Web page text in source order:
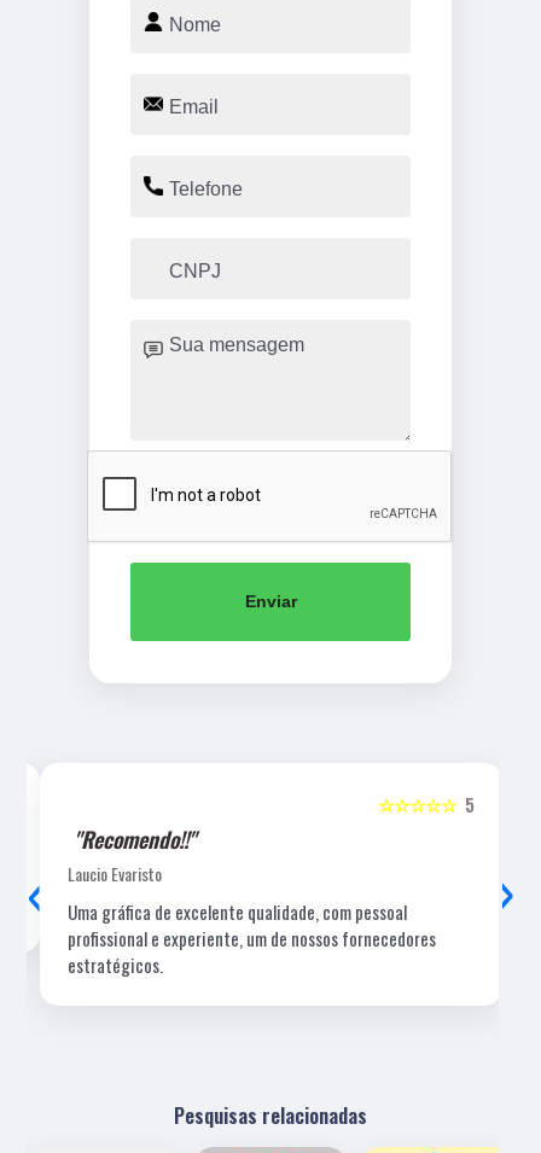
Enviar
5
☆☆☆☆☆
"Recomendo!!"
Laucio Evaristo
Uma gráfica de excelente qualidade, com pessoal
profissional e experiente, um de nossos fornecedores
estratégicos.
‹ ›
Pesquisas relacionadas